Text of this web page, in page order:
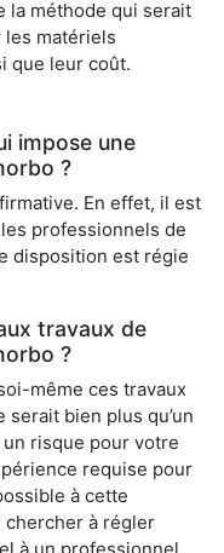
la méthode qui serait
les matériels
que leur coût.
impose une
?
En effet, il est
professionnels de
disposition est régie
travaux de
?
même ces travaux
bien plus qu’un
risque pour votre
requise pour
à cette
chercher à régler